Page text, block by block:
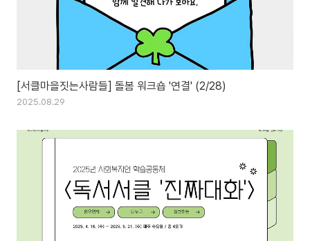
[서클마을짓는사람들] 돌봄 워크숍 '연결' (2/28)
2025.08.29